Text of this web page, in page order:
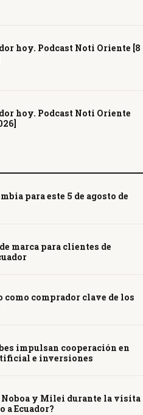
hoy. Podcast Noti Oriente [8
hoy. Podcast Noti Oriente
para este 5 de agosto de
marca para clientes de
como comprador clave de los
impulsan cooperación en
e inversiones
Noboa y Milei durante la visita
a Ecuador?